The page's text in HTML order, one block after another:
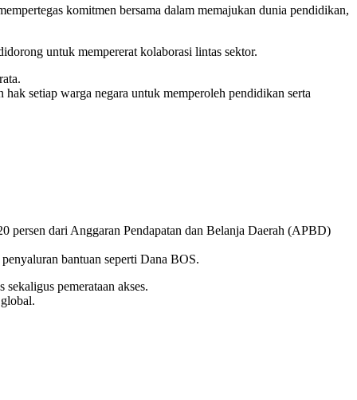
komitmen bersama dalam memajukan dunia pendidikan,
untuk mempererat kolaborasi lintas sektor.
setiap warga negara untuk memperoleh pendidikan serta
persen dari Anggaran Pendapatan dan Belanja Daerah (APBD)
bantuan seperti Dana BOS.
pemerataan akses.